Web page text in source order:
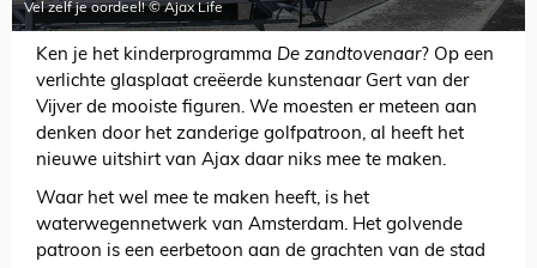
Vel zelf je oordeel! © Ajax Life
Ken je het kinderprogramma De zandtovenaar? Op een
verlichte glasplaat creëerde kunstenaar Gert van der
Vijver de mooiste figuren. We moesten er meteen aan
denken door het zanderige golfpatroon, al heeft het
nieuwe uitshirt van Ajax daar niks mee te maken.
Waar het wel mee te maken heeft, is het
waterwegennetwerk van Amsterdam. Het golvende
patroon is een eerbetoon aan de grachten van de stad